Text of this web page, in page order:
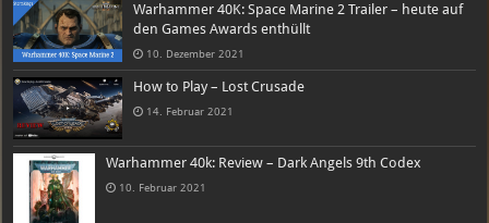
Warhammer 40K: Space Marine 2 Trailer – heute auf
den Games Awards enthüllt
10. Dezember 2021
How to Play – Lost Crusade
14. Februar 2021
Warhammer 40k: Review – Dark Angels 9th Codex
10. Februar 2021